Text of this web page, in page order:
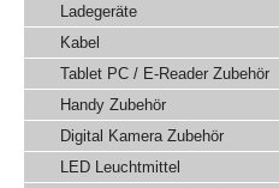
Ladegeräte
Kabel
Tablet PC / E-Reader Zubehör
Handy Zubehör
Digital Kamera Zubehör
LED Leuchtmittel